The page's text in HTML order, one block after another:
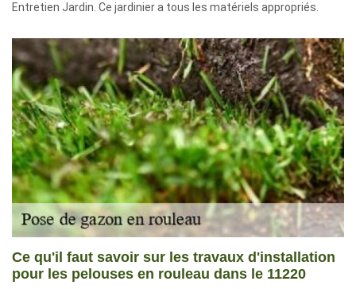
Entretien Jardin. Ce jardinier a tous les matériels appropriés.
Ce qu'il faut savoir sur les travaux d'installation
pour les pelouses en rouleau dans le 11220